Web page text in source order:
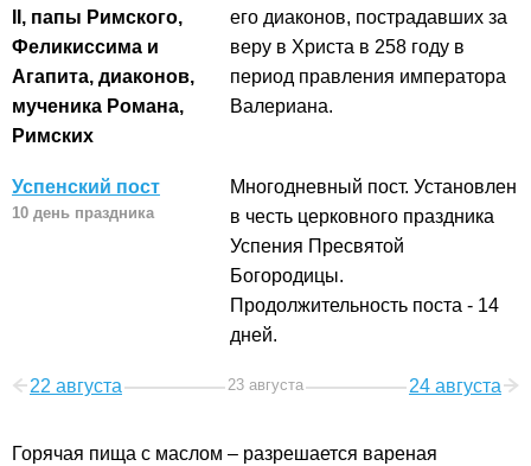
II, папы Римского,
Феликиссима и
Агапита, диаконов,
мученика Романа,
Римских
его диаконов, пострадавших за
веру в Христа в 258 году в
период правления императора
Валериана.
Успенский пост
10 день праздника
Многодневный пост. Установлен
в честь церковного праздника
Успения Пресвятой
Богородицы.
Продолжительность поста - 14
дней.
22 августа 23 августа 24 августа
Горячая пища с маслом – разрешается вареная